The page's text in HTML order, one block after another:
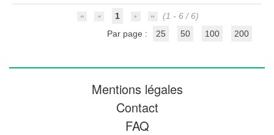
1
(1 - 6 / 6)
Par page :
25 50 100 200
Mentions légales
Contact
FAQ